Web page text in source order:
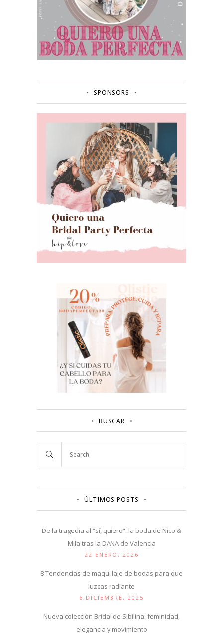
SPONSORS
BUSCAR
ÚLTIMOS POSTS
De la tragedia al “sí, quiero”: la boda de Nico &
Mila tras la DANA de Valencia
22 ENERO, 2026
8 Tendencias de maquillaje de bodas para que
luzcas radiante
6 DICIEMBRE, 2025
Nueva colección Bridal de Sibilina: feminidad,
elegancia y movimiento